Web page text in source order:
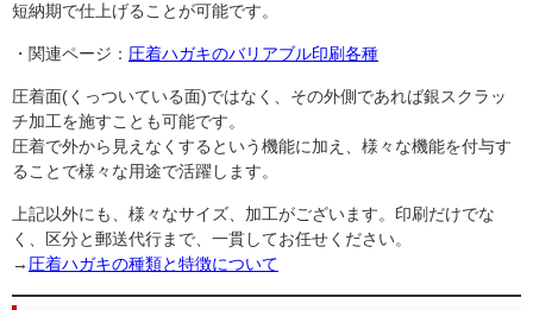
短納期で仕上げることが可能です。
・関連ページ： 圧着ハガキのバリアブル印刷各種
圧着面(くっついている面)ではなく、その外側であれば銀スクラッ
チ加工を施すことも可能です。
圧着で外から見えなくするという機能に加え、様々な機能を付与す
ることで様々な用途で活躍します。
上記以外にも、様々なサイズ、加工がございます。印刷だけでな
く、区分と郵送代行まで、一貫してお任せください。
→ 圧着ハガキの種類と特徴について